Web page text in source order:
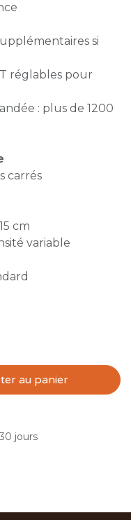
si
réglables pour
: plus de 1200
carrés
cm
variable
au panier
jours